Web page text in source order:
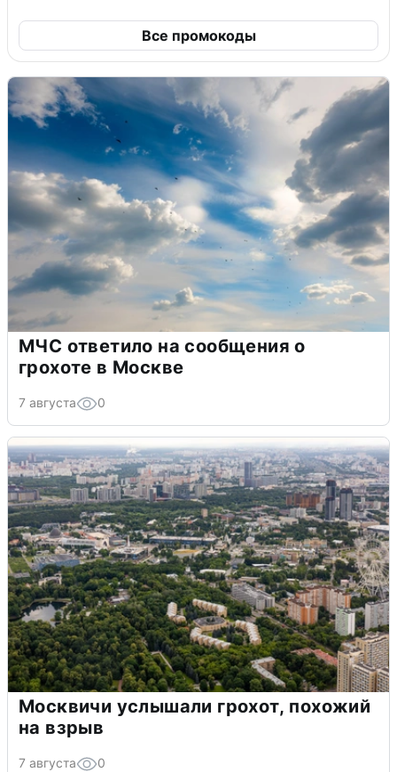
Все промокоды
МЧС ответило на сообщения о
грохоте в Москве
7 августа 0
Москвичи услышали грохот, похожий
на взрыв
7 августа 0